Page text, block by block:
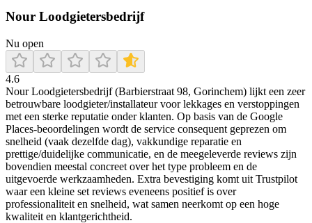
Nour Loodgietersbedrijf
Nu open
4.6
Nour Loodgietersbedrijf (Barbierstraat 98, Gorinchem) lijkt een zeer
betrouwbare loodgieter/installateur voor lekkages en verstoppingen
met een sterke reputatie onder klanten. Op basis van de Google
Places-beoordelingen wordt de service consequent geprezen om
snelheid (vaak dezelfde dag), vakkundige reparatie en
prettige/duidelijke communicatie, en de meegeleverde reviews zijn
bovendien meestal concreet over het type probleem en de
uitgevoerde werkzaamheden. Extra bevestiging komt uit Trustpilot
waar een kleine set reviews eveneens positief is over
professionaliteit en snelheid, wat samen neerkomt op een hoge
kwaliteit en klantgerichtheid.